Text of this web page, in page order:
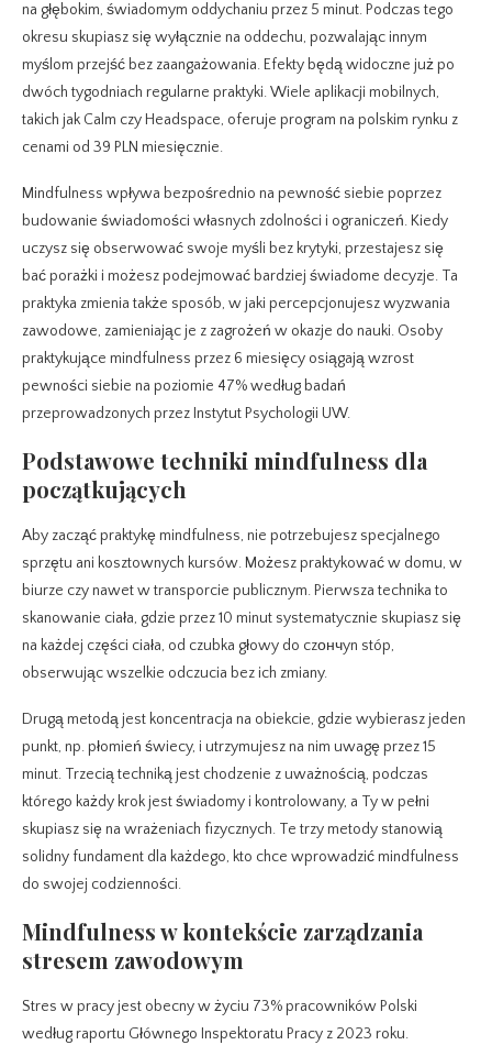
na głębokim, świadomym oddychaniu przez 5 minut. Podczas tego
okresu skupiasz się wyłącznie na oddechu, pozwalając innym
myślom przejść bez zaangażowania. Efekty będą widoczne już po
dwóch tygodniach regularne praktyki. Wiele aplikacji mobilnych,
takich jak Calm czy Headspace, oferuje program na polskim rynku z
cenami od 39 PLN miesięcznie.
Mindfulness wpływa bezpośrednio na pewność siebie poprzez
budowanie świadomości własnych zdolności i ograniczeń. Kiedy
uczysz się obserwować swoje myśli bez krytyki, przestajesz się
bać porażki i możesz podejmować bardziej świadome decyzje. Ta
praktyka zmienia także sposób, w jaki percepcjonujesz wyzwania
zawodowe, zamieniając je z zagrożeń w okazje do nauki. Osoby
praktykujące mindfulness przez 6 miesięcy osiągają wzrost
pewności siebie na poziomie 47% według badań
przeprowadzonych przez Instytut Psychologii UW.
Podstawowe techniki mindfulness dla
początkujących
Aby zacząć praktykę mindfulness, nie potrzebujesz specjalnego
sprzętu ani kosztownych kursów. Możesz praktykować w domu, w
biurze czy nawet w transporcie publicznym. Pierwsza technika to
skanowanie ciała, gdzie przez 10 minut systematycznie skupiasz się
na każdej części ciała, od czubka głowy do czончyn stóp,
obserwując wszelkie odczucia bez ich zmiany.
Drugą metodą jest koncentracja na obiekcie, gdzie wybierasz jeden
punkt, np. płomień świecy, i utrzymujesz na nim uwagę przez 15
minut. Trzecią techniką jest chodzenie z uważnością, podczas
którego każdy krok jest świadomy i kontrolowany, a Ty w pełni
skupiasz się na wrażeniach fizycznych. Te trzy metody stanowią
solidny fundament dla każdego, kto chce wprowadzić mindfulness
do swojej codzienności.
Mindfulness w kontekście zarządzania
stresem zawodowym
Stres w pracy jest obecny w życiu 73% pracowników Polski
według raportu Głównego Inspektoratu Pracy z 2023 roku.